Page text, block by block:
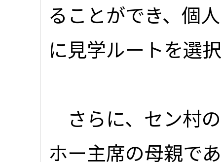
ることができ、個
に見学ルートを選
さらに、セン村
ホー主席の母親で